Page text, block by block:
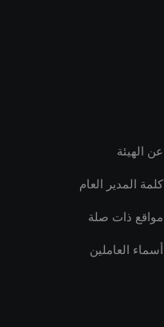
عن الهيئة
كلمة المدير العام
مواقع ذات صلة
أسماء العاملين